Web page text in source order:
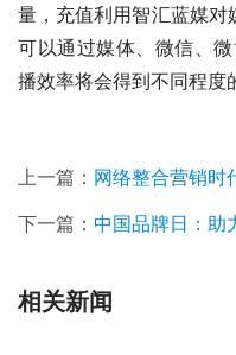
量，充值利用智汇蓝媒
可以通过媒体、微信、
播效率将会得到不同程度
上一篇： 网络整合营销时代，
下一篇： 中国品牌日：助
相关新闻